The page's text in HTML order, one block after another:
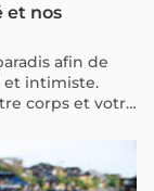
et nos
afin de
et intimiste.
corps et votre
plages
séjour